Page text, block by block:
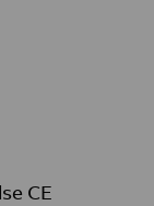
CE